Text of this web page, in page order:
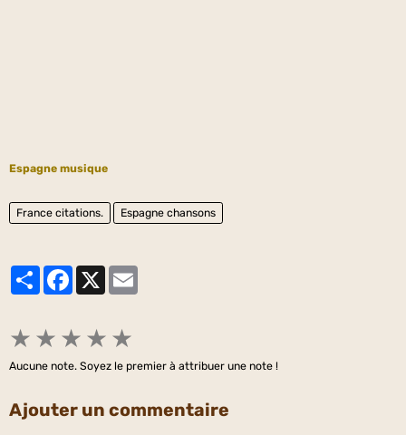
Espagne musique
France citations. Espagne chansons
PartagerFacebook
★ ★ ★ ★ ★
Aucune note. Soyez le premier à attribuer une note !
Ajouter un commentaire